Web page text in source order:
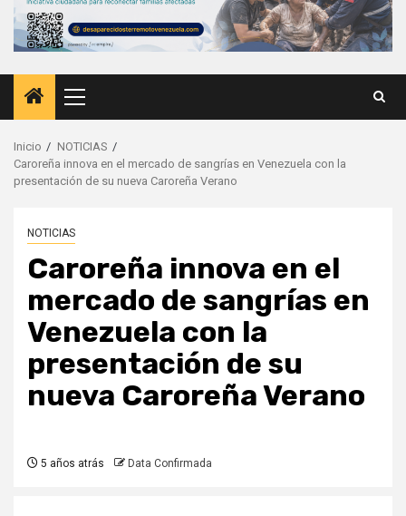
Menú
principal
Inicio
NOTICIAS
Caroreña innova en el mercado de sangrías en Venezuela con la
presentación de su nueva Caroreña Verano
NOTICIAS
Caroreña innova en el
mercado de sangrías en
Venezuela con la
presentación de su
nueva Caroreña Verano
5 años atrás Data Confirmada